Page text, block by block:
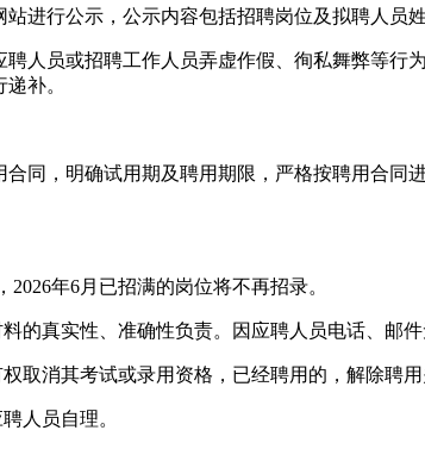
进行公示，公示内容包括招聘岗位及拟聘人员
人员或招聘工作人员弄虚作假、徇私舞弊等行
补。
同，明确试用期及聘用期限，严格按聘用合同
年6月已招满的岗位将不再招录。
真实性、准确性负责。因应聘人员电话、邮
消其考试或录用资格，已经聘用的，解除聘用
人员自理。